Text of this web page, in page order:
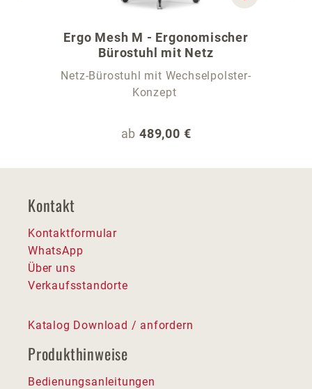
Ergo Mesh M - Ergonomischer
Bürostuhl mit Netz
Netz-Bürostuhl mit Wechselpolster-
Konzept
Regulärer Preis:
ab 489,00 €
Kontakt
Kontaktformular
WhatsApp
Über uns
Verkaufsstandorte
Katalog Download / anfordern
Produkthinweise
Bedienungsanleitungen